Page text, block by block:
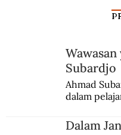
Bukti Leluhur
Taiwan dan
Subardjo
Ahmad
dalam
Jules
Dalam